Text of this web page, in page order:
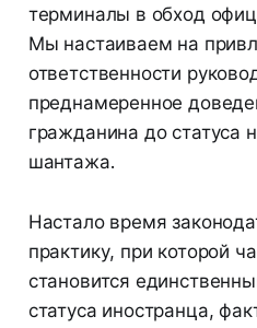
терминалы в обход
Мы настаиваем на
ответственности
преднамеренное
гражданина до статуса
шантажа.
Настало время
практику, при которой
становится
статуса иностранца,